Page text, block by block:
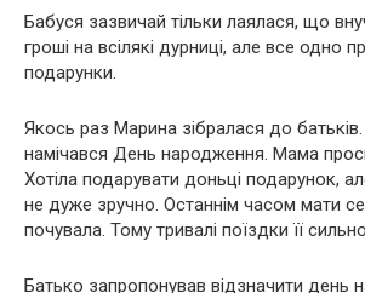
Бабуся зазвичай тільки лаялася, що
гроші на всілякі дурниці, але все одно
подарунки.
Якось раз Марина зібралася до
намічався День народження. Мама
Хотіла подарувати доньці подарунок,
не дуже зручно. Останнім часом мати
почувала. Тому тривалі поїздки її
Батько запропонував відзначити день